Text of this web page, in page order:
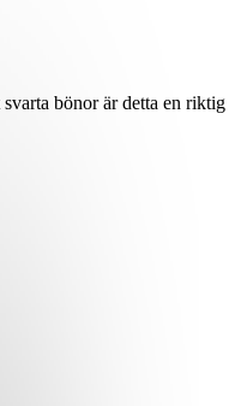
bönor är detta en riktig